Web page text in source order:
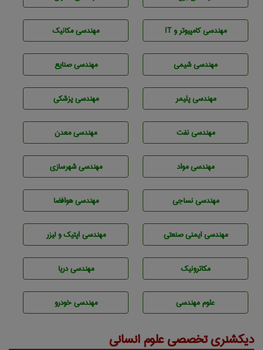
مهندسی كامپيوتر و IT مهندسی مکانیک
مهندسي شيمی مهندسی صنايع
مهندسی پليمر مهندسی پزشکی
مهندسی نفت مهندسی معدن
مهندسی مواد مهندسی شهرسازی
مهندسي نساجی مهندسی هوافضا
مهندسی ایمنی صنعتی مهندسی اپتیک و لیزر
مکاترونیک مهندسی دریا
علوم مهندسی مهندسی خودرو
دیکشنری تخصصی علوم انسانی